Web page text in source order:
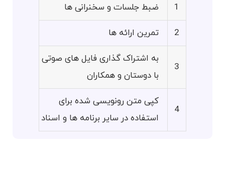
1 ضبط جلسات و سخنرانی ها
2 تمرین ارائه ها
3
به اشتراک گذاری فایل های صوتی
با دوستان و همکاران
4
کپی متن رونویسی شده برای
استفاده در سایر برنامه ها و اسناد